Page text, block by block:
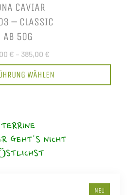
CAVIAR
– CLASSIC
AB 50G
€ – 385,00 €
WÄHLEN
TERRINE
GEHT'S NICHT
NEU